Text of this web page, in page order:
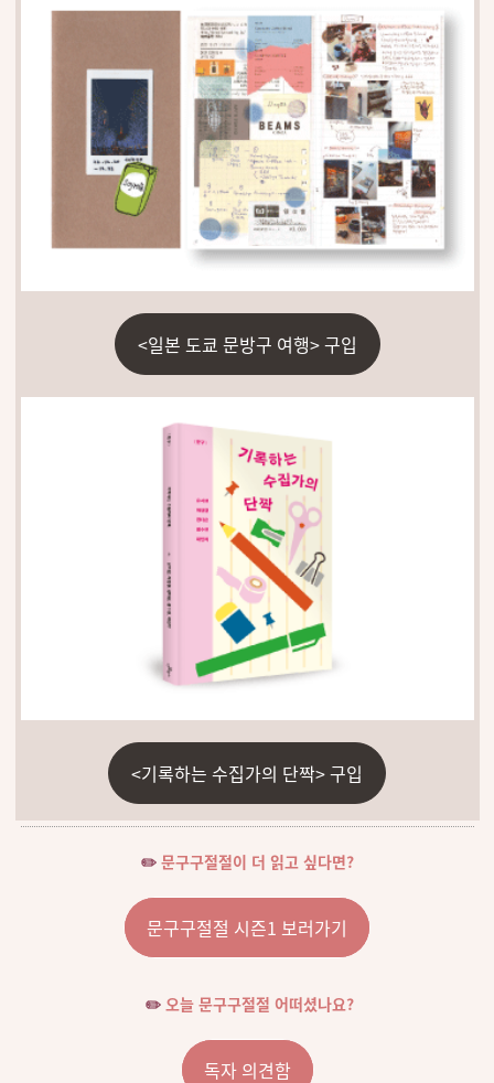
<일본 도쿄 문방구 여행> 구입
<기록하는 수집가의 단짝> 구입
✏️ 문구구절절이 더 읽고 싶다면?
문구구절절 시즌1 보러가기
✏️ 오늘 문구구절절 어떠셨나요?
독자 의견함